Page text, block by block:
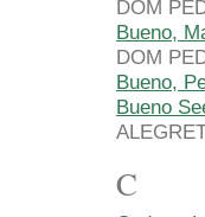
DOM
Bueno,
DOM
Bueno,
Bueno
C